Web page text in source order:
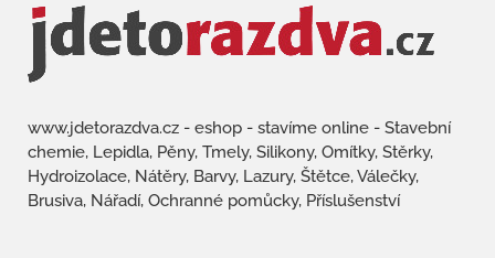
www.jdetorazdva.cz - eshop - stavíme online - Stavební
chemie, Lepidla, Pěny, Tmely, Silikony, Omítky, Stěrky,
Hydroizolace, Nátěry, Barvy, Lazury, Štětce, Válečky,
Brusiva, Nářadí, Ochranné pomůcky, Příslušenství